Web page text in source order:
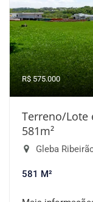
R$ 575.000
Terreno/Lote
581m²
Gleba
581 M²